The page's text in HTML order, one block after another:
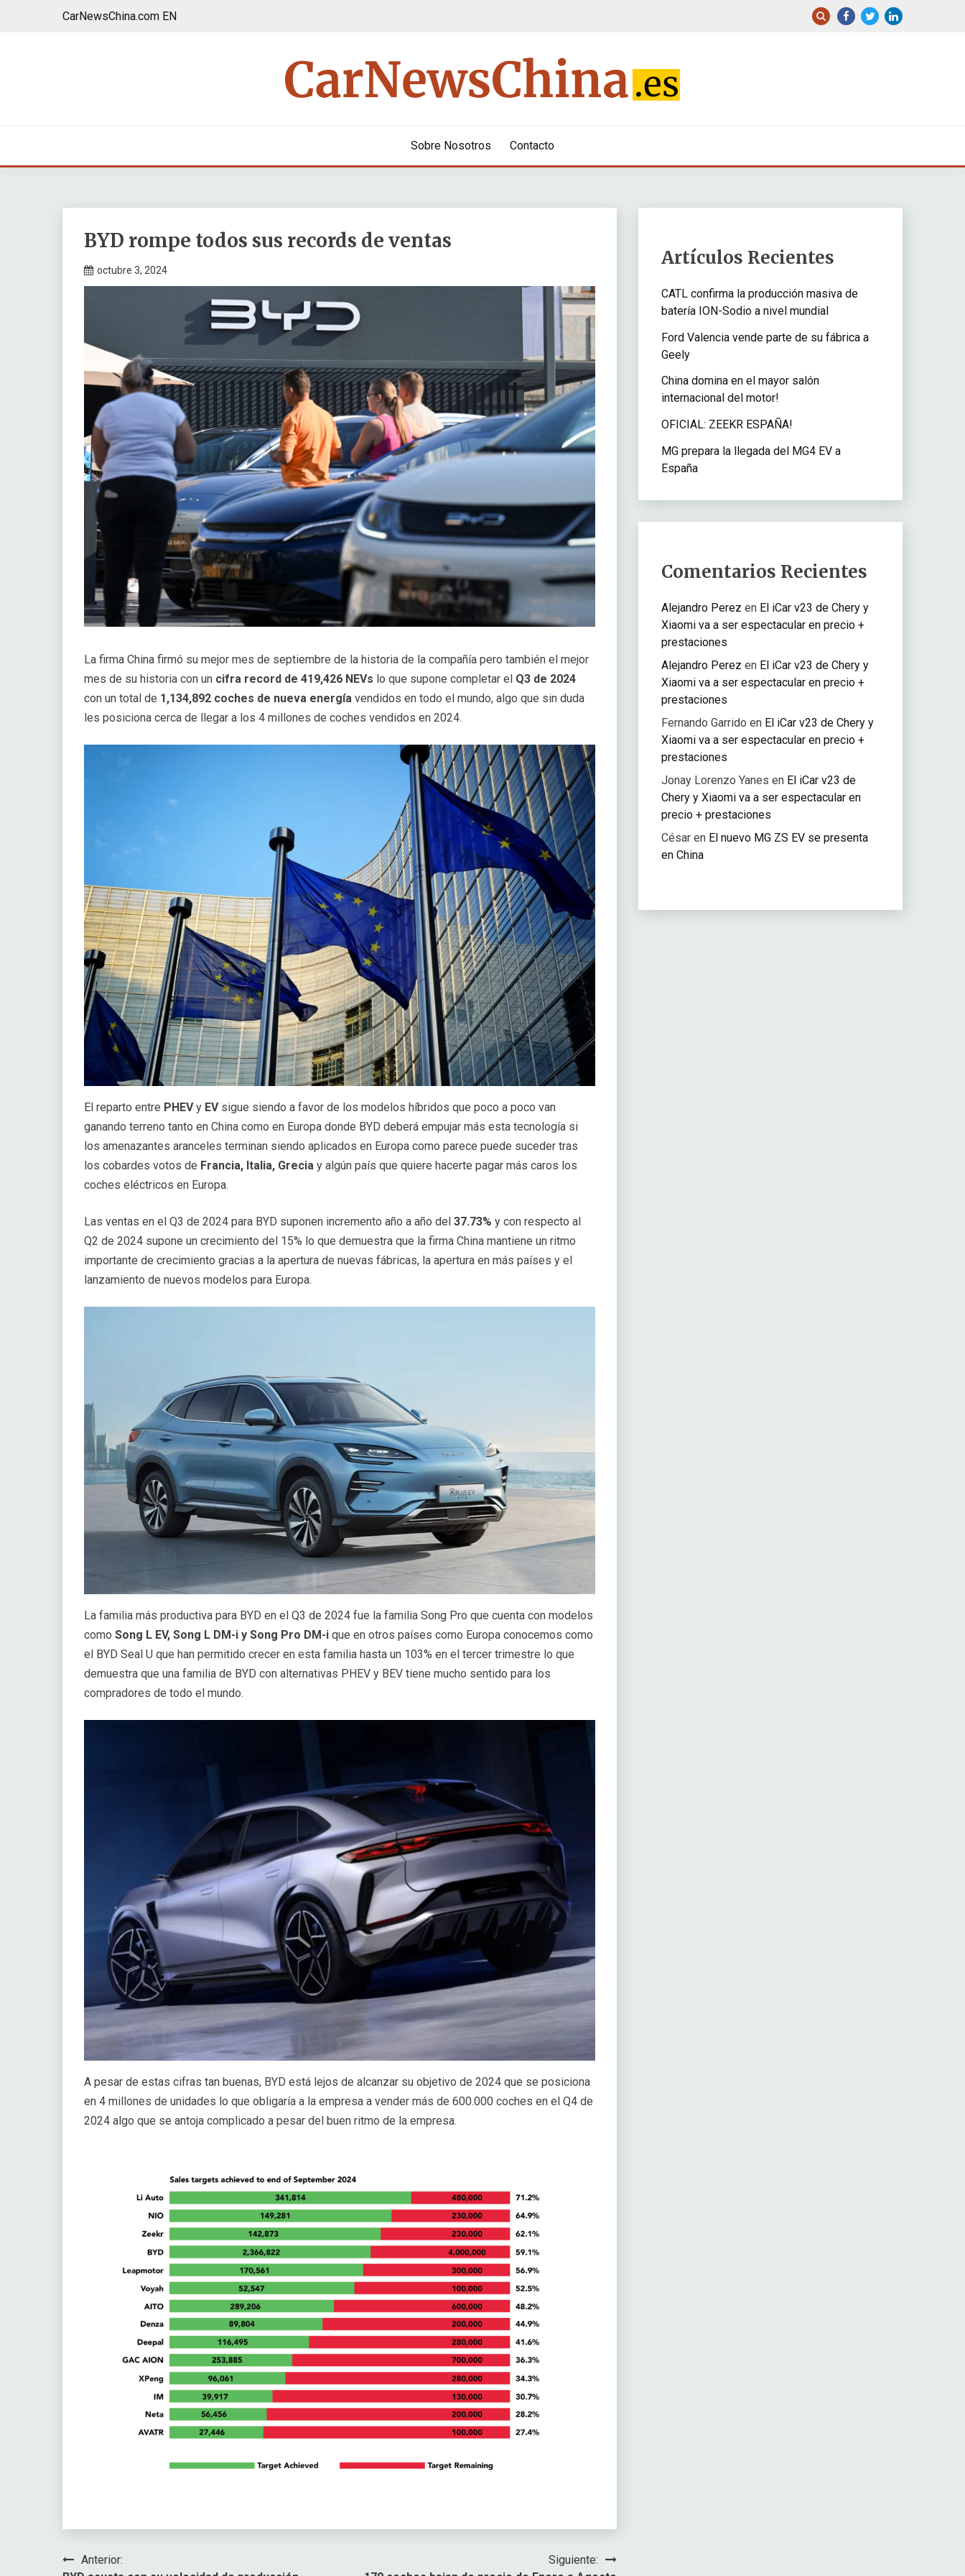
CarNewsChina.com EN
Sobre Nosotros Contacto
BYD rompe todos sus records de ventas
octubre 3, 2024
La firma China firmó su mejor mes de septiembre de la historia de la compañía pero también el mejor
mes de su historia con un cifra record de 419,426 NEVs lo que supone completar el Q3 de 2024
con un total de 1,134,892 coches de nueva energía vendidos en todo el mundo, algo que sin duda
les posiciona cerca de llegar a los 4 millones de coches vendidos en 2024.
El reparto entre PHEVy EVsigue siendo a favor de los modelos híbridos que poco a poco van
ganando terreno tanto en China como en Europa donde BYD deberá empujar más esta tecnología si
los amenazantes aranceles terminan siendo aplicados en Europa como parece puede suceder tras
los cobardes votos de Francia, Italia, Grecia y algún país que quiere hacerte pagar más caros los
coches eléctricos en Europa.
Las ventas en el Q3 de 2024 para BYD suponen incremento año a año del 37.73% y con respecto al
Q2 de 2024 supone un crecimiento del 15% lo que demuestra que la firma China mantiene un ritmo
importante de crecimiento gracias a la apertura de nuevas fábricas, la apertura en más países y el
lanzamiento de nuevos modelos para Europa.
La familia más productiva para BYD en el Q3 de 2024 fue la familia Song Pro que cuenta con modelos
como Song L EV, Song L DM-i y Song Pro DM-i que en otros países como Europa conocemos como
el BYD Seal U que han permitido crecer en esta familia hasta un 103% en el tercer trimestre lo que
demuestra que una familia de BYD con alternativas PHEV y BEV tiene mucho sentido para los
compradores de todo el mundo.
A pesar de estas cifras tan buenas, BYD está lejos de alcanzar su objetivo de 2024 que se posiciona
en 4 millones de unidades lo que obligaría a la empresa a vender más de 600.000 coches en el Q4 de
2024 algo que se antoja complicado a pesar del buen ritmo de la empresa.
Navegación
Anterior:
Siguiente:
Artículos Recientes
CATL confirma la producción masiva de
batería ION-Sodio a nivel mundial
Ford Valencia vende parte de su fábrica a
Geely
China domina en el mayor salón
internacional del motor!
OFICIAL: ZEEKR ESPAÑA!
MG prepara la llegada del MG4 EV a
España
Comentarios Recientes
Alejandro Perez en El iCar v23 de Chery y
Xiaomi va a ser espectacular en precio +
prestaciones
Alejandro Perez en El iCar v23 de Chery y
Xiaomi va a ser espectacular en precio +
prestaciones
Fernando Garrido en El iCar v23 de Chery y
Xiaomi va a ser espectacular en precio +
prestaciones
Jonay Lorenzo Yanes en El iCar v23 de
Chery y Xiaomi va a ser espectacular en
precio + prestaciones
Césaren El nuevo MG ZS EV se presenta
en China